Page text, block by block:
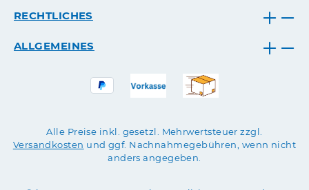
RECHTLICHES
ALLGEMEINES
Alle Preise inkl. gesetzl. Mehrwertsteuer zzgl.
Versandkosten und ggf. Nachnahmegebühren, wenn nicht
anders angegeben.